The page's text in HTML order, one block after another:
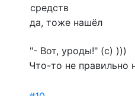
средств
да, тоже нашёл
"- Вот, уроды!" (с) )))
Что-то не правильно